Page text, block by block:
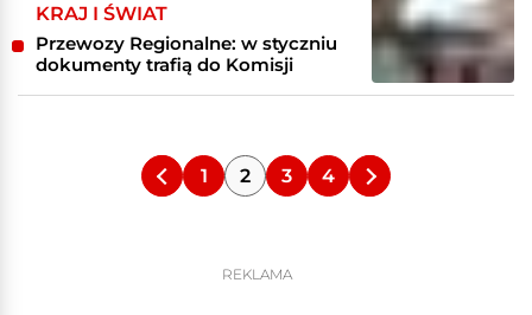
KRAJ I ŚWIAT
Przewozy Regionalne: w styczniu
dokumenty trafią do Komisji
1 2 3 4
REKLAMA